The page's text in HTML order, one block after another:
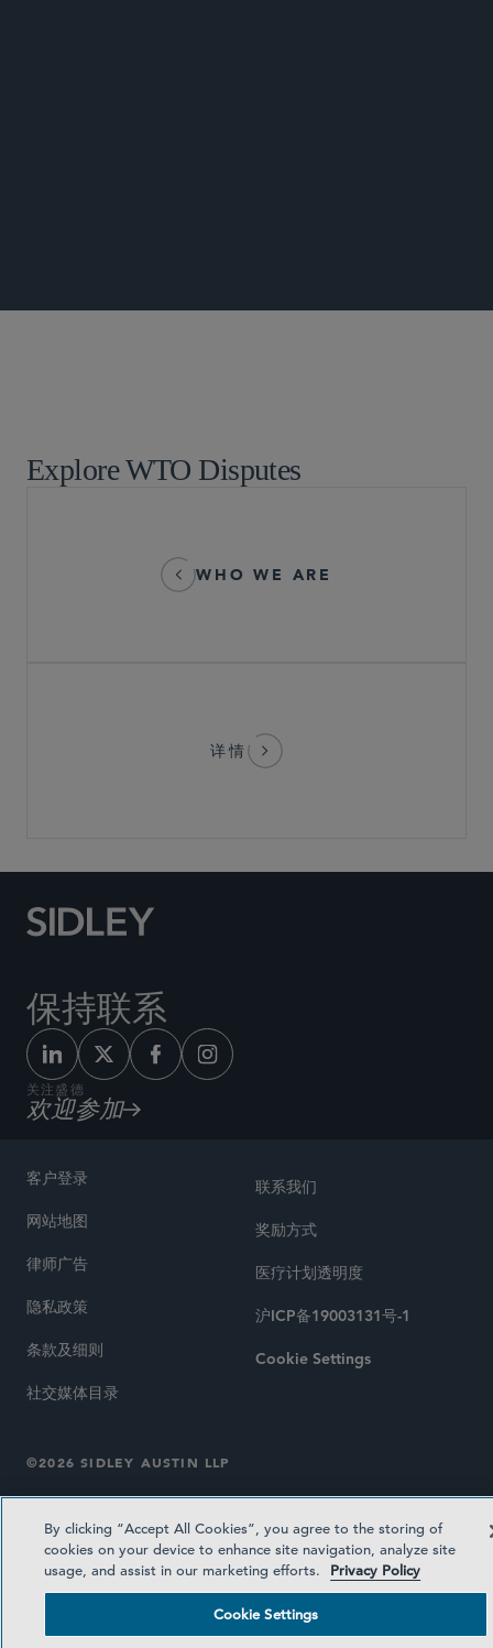
Explore WTO Disputes
WHO WE ARE
详情
保持联系
关注盛德
欢迎参加
客户登录
网站地图
律师广告
隐私政策
条款及细则
社交媒体目录
联系我们
奖励方式
医疗计划透明度
沪ICP备19003131号-1
Cookie Settings
©2026 SIDLEY AUSTIN LLP
By clicking “Accept All Cookies”, you agree to the storing of
cookies on your device to enhance site navigation, analyze site
usage, and assist in our marketing efforts.
Privacy Policy
Cookie Settings